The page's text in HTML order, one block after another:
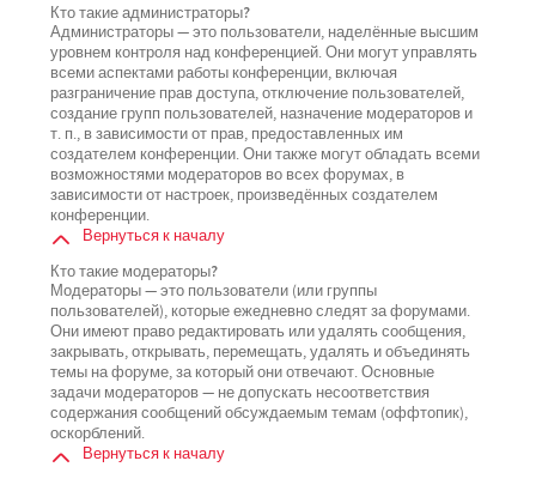
Кто такие администраторы?
Администраторы — это пользователи, наделённые высшим
уровнем контроля над конференцией. Они могут управлять
всеми аспектами работы конференции, включая
разграничение прав доступа, отключение пользователей,
создание групп пользователей, назначение модераторов и
т. п., в зависимости от прав, предоставленных им
создателем конференции. Они также могут обладать всеми
возможностями модераторов во всех форумах, в
зависимости от настроек, произведённых создателем
конференции.
Вернуться к началу
Кто такие модераторы?
Модераторы — это пользователи (или группы
пользователей), которые ежедневно следят за форумами.
Они имеют право редактировать или удалять сообщения,
закрывать, открывать, перемещать, удалять и объединять
темы на форуме, за который они отвечают. Основные
задачи модераторов — не допускать несоответствия
содержания сообщений обсуждаемым темам (оффтопик),
оскорблений.
Вернуться к началу